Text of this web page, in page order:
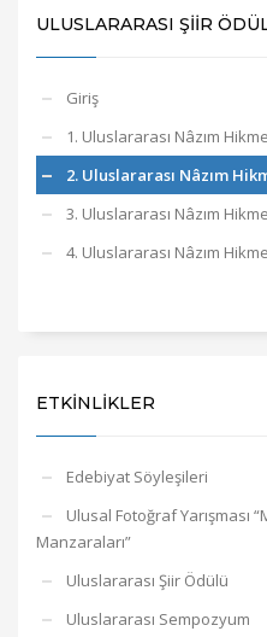
ULUSLARARASI ŞIIR
Giriş
1. Uluslararası Nâzım
2. Uluslararası Nâzım
3. Uluslararası Nâzım
4. Uluslararası Nâzım
ETKINLIKLER
Edebiyat Söyleşileri
Ulusal Fotoğraf Yarışması
Manzaraları”
Uluslararası Şiir Ödülü
Uluslararası Sempozyum